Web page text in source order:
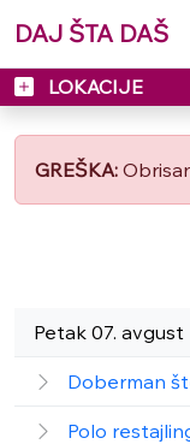
DAJ ŠTA DAŠ
LOKACIJE
GREŠKA:
Petak 07. avgust
Doberman
Polo